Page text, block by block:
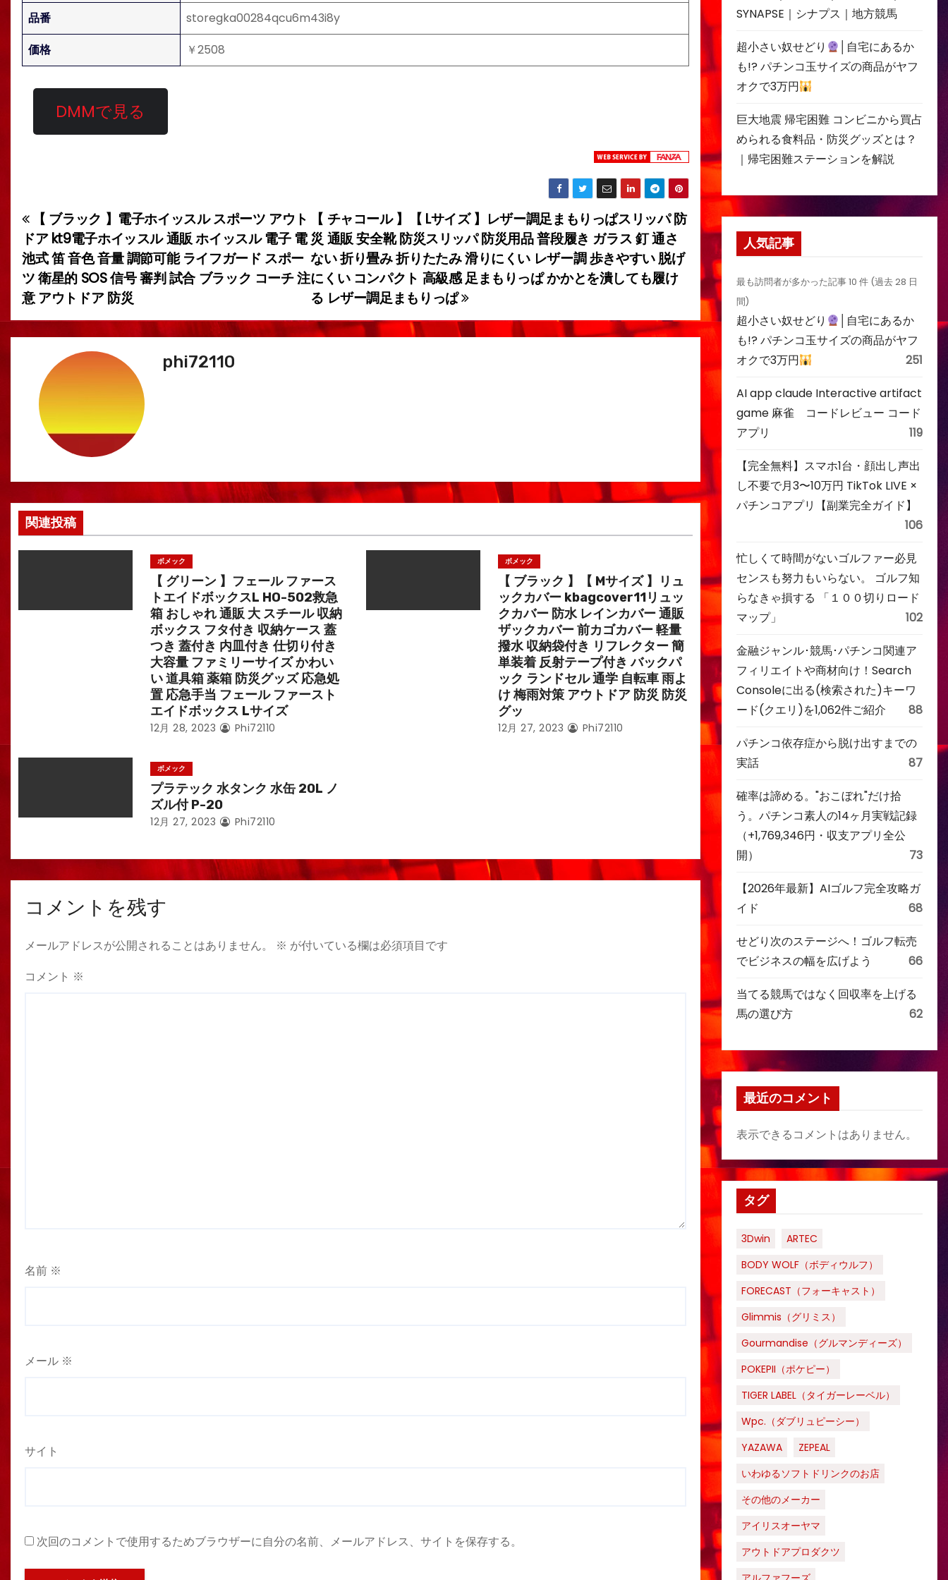
品番
storegka00284qcu6m43i8y
価格
￥2508
DMMで見る
投
稿
ナ
ビ
ゲ
シ
ョ
【 チャコール 】【 Lサイズ 】レザー調足まもりっぱスリッパ 防
災 通販 安全靴 防災スリッパ 防災用品 普段履き ガラス 釘 通さ
ない 折り畳み 折りたたみ 滑りにくい レザー調 歩きやすい 脱げ
にくい コンパクト 高級感 足まもりっぱ かかとを潰しても履け
る レザー調足まもりっぱ
【 ブラック 】電子ホイッスル スポーツ アウト
ドア kt9電子ホイッスル 通販 ホイッスル 電子 電
池式 笛 音色 音量 調節可能 ライフガード スポー
ツ 衛星的 SOS 信号 審判 試合 ブラック コーチ 注
意 アウトドア 防災
phi72110
関連投稿
ボメック
【 グリーン 】フェール ファース
トエイドボックスL HO-502救急
箱 おしゃれ 通販 大 スチール 収納
ボックス フタ付き 収納ケース 蓋
つき 蓋付き 内皿付き 仕切り付き
大容量 ファミリーサイズ かわい
い 道具箱 薬箱 防災グッズ 応急処
置 応急手当 フェール ファースト
エイドボックス Lサイズ
12月 28, 2023 Phi72110
ボメック
【 ブラック 】【 Mサイズ 】リュ
ックカバー kbagcover11リュッ
クカバー 防水 レインカバー 通販
ザックカバー 前カゴカバー 軽量
撥水 収納袋付き リフレクター 簡
単装着 反射テープ付き バックパ
ック ランドセル 通学 自転車 雨よ
け 梅雨対策 アウトドア 防災 防災
グッ
12月 27, 2023 Phi72110
ボメック
プラテック 水タンク 水缶 20L ノ
ズル付 P-20
12月 27, 2023 Phi72110
コメントを残す
メールアドレスが公開されることはありません。 ※ が付いている欄は必須項目です
コメント ※
名前 ※
メール ※
サイト
次回のコメントで使用するためブラウザーに自分の名前、メールアドレス、サイトを保存する。
SYNAPSE｜シナプス｜地方競馬
超小さい奴せどり
│自宅にあるか
も!? パチンコ玉サイズの商品がヤフ
オクで3万円
巨大地震 帰宅困難 コンビニから買占
められる食料品・防災グッズとは？
｜帰宅困難ステーションを解説
人気記事
最も訪問者が多かった記事 10 件 (過去 28 日
間)
超小さい奴せどり
│自宅にあるか
も!? パチンコ玉サイズの商品がヤフ
オクで3万円
251
AI app claude Interactive artifact
game 麻雀 コードレビュー コード
アプリ
119
【完全無料】スマホ1台・顔出し声出
し不要で月3〜10万円 TikTok LIVE ×
パチンコアプリ【副業完全ガイド】
106
忙しくて時間がないゴルファー必見
センスも努力もいらない。 ゴルフ知
らなきゃ損する 「１００切りロード
マップ」
102
金融ジャンル･競馬･パチンコ関連ア
フィリエイトや商材向け！Search
Consoleに出る(検索された)キーワ
ード(クエリ)を1,062件ご紹介
88
パチンコ依存症から脱け出すまでの
実話
87
確率は諦める。"おこぼれ"だけ拾
う。パチンコ素人の14ヶ月実戦記録
（+1,769,346円・収支アプリ全公
開）
73
【2026年最新】AIゴルフ完全攻略ガ
イド
68
せどり次のステージへ！ゴルフ転売
でビジネスの幅を広げよう
66
当てる競馬ではなく回収率を上げる
馬の選び方
62
最近のコメント
表示できるコメントはありません。
タグ
3Dwin
ARTEC
BODY WOLF（ボディウルフ）
FORECAST（フォーキャスト）
Glimmis（グリミス）
Gourmandise（グルマンディーズ）
POKEPII（ポケピー）
TIGER LABEL（タイガーレーベル）
Wpc.（ダブリュピーシー）
YAZAWA
ZEPEAL
いわゆるソフトドリンクのお店
その他のメーカー
アイリスオーヤマ
アウトドアプロダクツ